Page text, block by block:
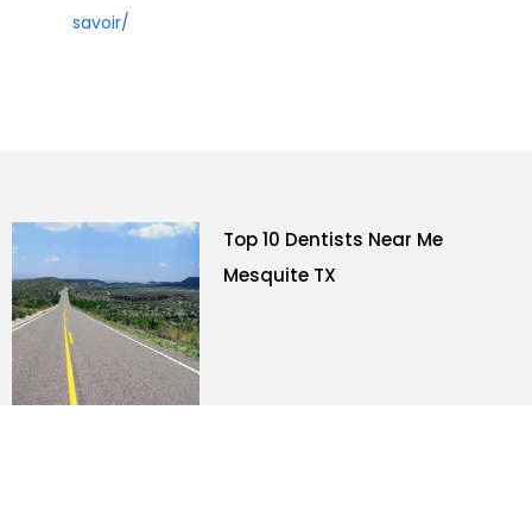
savoir/
Top 10 Dentists Near Me
Mesquite TX